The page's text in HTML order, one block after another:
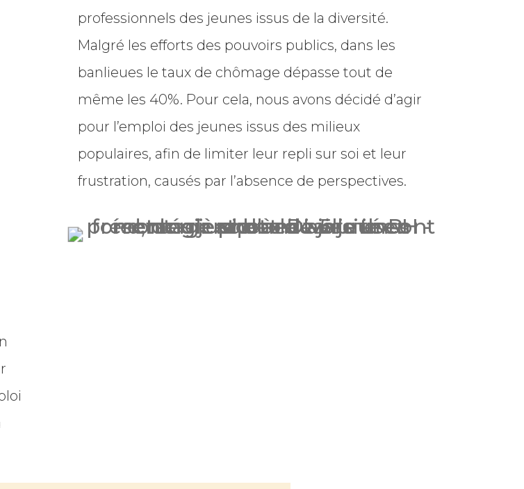
professionnels des jeunes issus de la diversité.
Malgré les efforts des pouvoirs publics, dans les
banlieues le taux de chômage dépasse tout de
même les 40%. Pour cela, nous avons décidé d’agir
pour l’emploi des jeunes issus des milieux
populaires, afin de limiter leur repli sur soi et leur
frustration, causés par l’absence de perspectives.